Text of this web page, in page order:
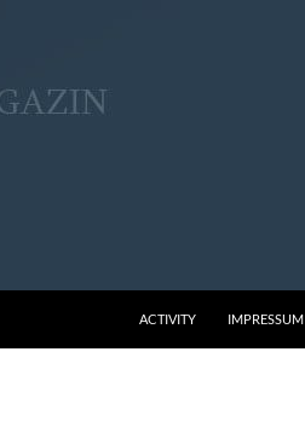
ACTIVITY IMPRESSUM